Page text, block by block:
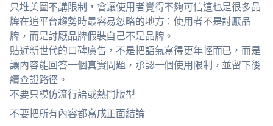
只堆美圖不講限制，會讓使用者覺得不夠可信這也是很多品
牌在追平台趨勢時最容易忽略的地方：使用者不是討厭品
牌，而是討厭品牌假裝自己不是品牌。
貼近新世代的口碑廣告，不是把語氣寫得更年輕而已，而是
讓內容能回答一個真實問題，承認一個使用限制，並留下後
續查證路徑。
不要只模仿流行語或熱門版型
不要把所有內容都寫成正面結論